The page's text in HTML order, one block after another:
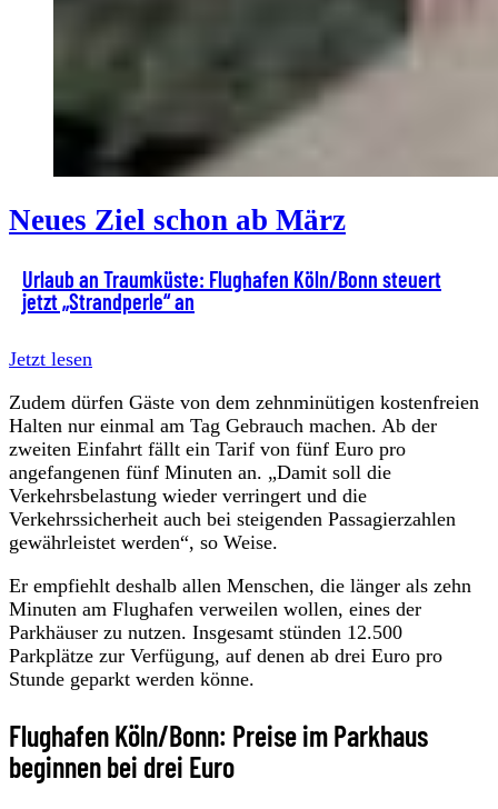
Neues Ziel schon ab März
Urlaub an Traumküste: Flughafen Köln/Bonn steuert
jetzt „Strandperle“ an
Jetzt lesen
Zudem dürfen Gäste von dem zehnminütigen kostenfreien
Halten nur einmal am Tag Gebrauch machen. Ab der
zweiten Einfahrt fällt ein Tarif von fünf Euro pro
angefangenen fünf Minuten an. „Damit soll die
Verkehrsbelastung wieder verringert und die
Verkehrssicherheit auch bei steigenden Passagierzahlen
gewährleistet werden“, so Weise.
Er empfiehlt deshalb allen Menschen, die länger als zehn
Minuten am Flughafen verweilen wollen, eines der
Parkhäuser zu nutzen. Insgesamt stünden 12.500
Parkplätze zur Verfügung, auf denen ab drei Euro pro
Stunde geparkt werden könne.
Flughafen Köln/Bonn: Preise im Parkhaus
beginnen bei drei Euro